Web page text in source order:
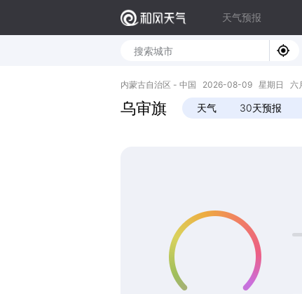
天气预报
内蒙古自治区 - 中国 2026-08-09 星期日 六
乌审旗 天气 30天预报